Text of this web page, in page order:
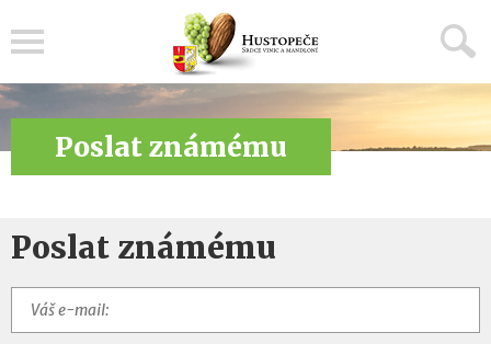
Poslat známému
Poslat známému